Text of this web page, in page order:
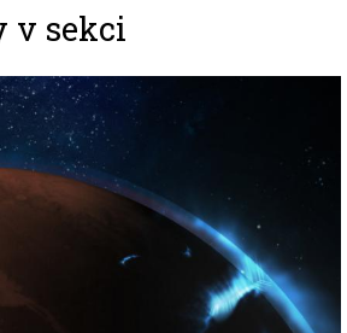
v sekci